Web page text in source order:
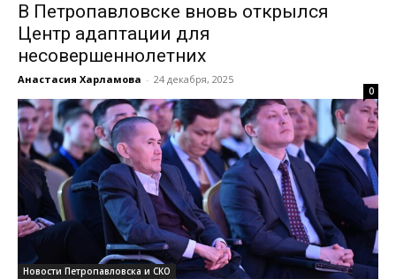
В Петропавловске вновь открылся
Центр адаптации для
несовершеннолетних
Анастасия Харламова - 24 декабря, 2025
0
Новости Петропавловска и СКО